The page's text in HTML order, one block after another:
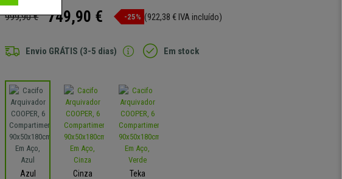
999,90 € 749,90 € -25% (922,38 € IVA incluído)
Envio GRÁTIS (3-5 dias) Em stock
Azul Cinza Teka